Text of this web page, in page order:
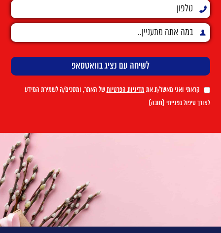
קראתי ואני מאשר/ת את מדיניות הפרטיותשל האתר, ומסכים/ה לשמירת המידע
לצורך טיפול בפנייתי (חובה)